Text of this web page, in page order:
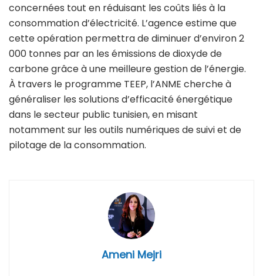
concernées tout en réduisant les coûts liés à la
consommation d’électricité. L’agence estime que
cette opération permettra de diminuer d’environ 2
000 tonnes par an les émissions de dioxyde de
carbone grâce à une meilleure gestion de l’énergie.
À travers le programme TEEP, l’ANME cherche à
généraliser les solutions d’efficacité énergétique
dans le secteur public tunisien, en misant
notamment sur les outils numériques de suivi et de
pilotage de la consommation.
Ameni Mejri